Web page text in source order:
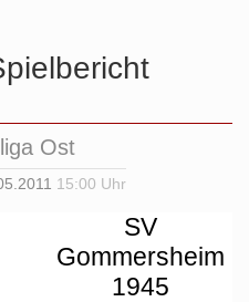
Ost
15:00 Uhr
SV
Gommersheim
1945